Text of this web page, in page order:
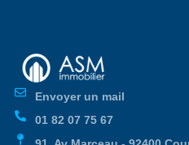
Envoyer un mail
01 82 07 75 67